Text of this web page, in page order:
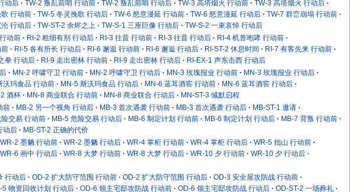
动后 TW-2 叛乱前哨 行动前 TW-2 叛乱前哨 行动后 TW-3 高塔烟火 行动前
TW-3 高塔烟火 行动后
行动前 TW-5 冬灵挽歌 行动后 TW-6 怒意漫延 行动前 TW-6 怒意漫延 行动后
TW-7 群峦崩塌 行动前
行动后 TW-ST-2 余烬之上 TW-S-1 三座巨像 行动后 TW-S-2 一束哀悼 行动后
动前 RI-2 粗细有别 行动后 RI-3 往昔 行动前 RI-3 往昔 行动后
RI-4 机兽咆哮 行动前
前 RI-5 各有所长 行动后 RI-6 邂逅 行动前 RI-6 邂逅 行动后 RI-ST-2 休息时间
RI-7 有客先来 行动前
拳 行动后 RI-9 走出密林 行动前 RI-9 走出密林 行动后 RI-EX-1 声东击西 行动后
MN-2 呼啸守卫 行动前 MN-2 呼啸守卫 行动后 MN-3 玫瑰报业 行动前
MN-3 玫瑰报业 行动后
沃玛食品 行动前 MN-5 斯沃玛食品 行动后 MN-6 蓝耳酒窖 行动前
MN-6 蓝耳酒窖 行动后
酒杯 MN-8 商业联合 行动前 MN-8 商业联合 行动后 MN-ST-3 缄默启程
前 MB-2 另一个视角 行动后 MB-3 首次遇袭 行动前 MB-3 首次遇袭 行动后
MB-ST-1 邀请
交易 行动前 MB-5 危险交易 行动后 MB-6 制定计划 行动前 MB-6 制定计划 行动后
MB-7 背叛 行动前
动后 MB-ST-2 正确的代价
WR-2 墨魉 行动前 WR-2 墨魉 行动后 WR-4 掌柜 行动前 WR-4 掌柜 行动后
WR-5 拙山 行动前
WR-6 画中 行动后 WR-8 大梦 行动前 WR-8 大梦 行动后 WR-10 夕 行动前
WR-10 夕 行动后
行动后 OD-2 扩大防守范围 行动前 OD-2 扩大防守范围 行动后
OD-3 安全屋攻防战 行动前
5 物资回收计划 行动后 OD-6 领主宅邸攻防战 行动前 OD-6 领主宅邸攻防战 行动后 OD-ST-2 一场葬礼